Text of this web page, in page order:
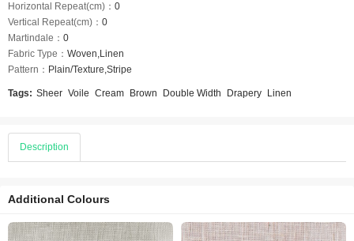
Horizontal Repeat(cm)： 0
Vertical Repeat(cm)： 0
Martindale： 0
Fabric Type： Woven,Linen
Pattern： Plain/Texture,Stripe
Tags: Sheer Voile Cream Brown Double Width Drapery Linen
Description
Additional Colours